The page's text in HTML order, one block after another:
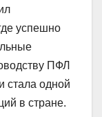
успешно
ПФЛ
стала одной
в стране.